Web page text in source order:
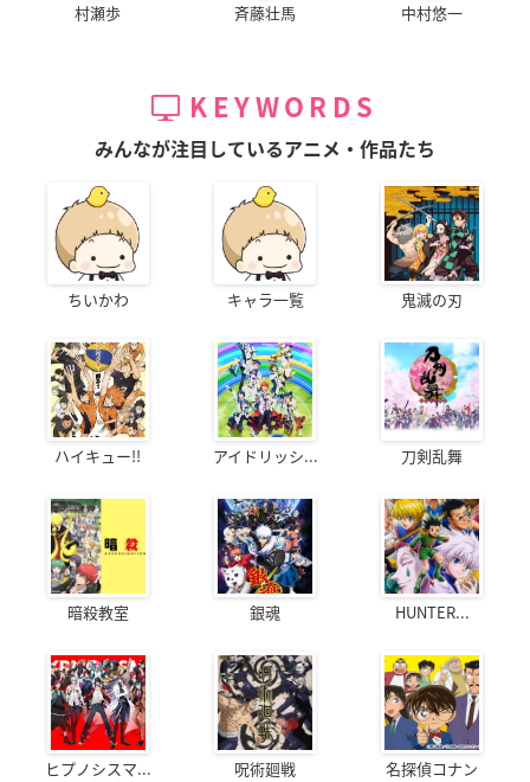
村瀬歩 斉藤壮馬 中村悠一
KEYWORDS
みんなが注目しているアニメ・作品たち
ちいかわ キャラ一覧 鬼滅の刃
ハイキュー!! アイドリッシ... 刀剣乱舞
暗殺教室 銀魂 HUNTER...
ヒプノシスマ... 呪術廻戦 名探偵コナン